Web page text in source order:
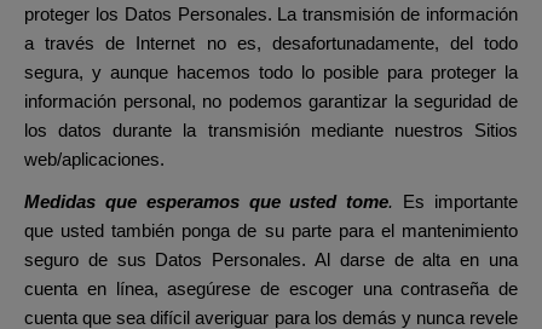
proteger los Datos Personales. La transmisión de información
a través de Internet no es, desafortunadamente, del todo
segura, y aunque hacemos todo lo posible para proteger la
información personal, no podemos garantizar la seguridad de
los datos durante la transmisión mediante nuestros Sitios
web/aplicaciones.
Medidas que esperamos que usted tome.
Es importante
que usted también ponga de su parte para el mantenimiento
seguro de sus Datos Personales. Al darse de alta en una
cuenta en línea, asegúrese de escoger una contraseña de
cuenta que sea difícil averiguar para los demás y nunca revele